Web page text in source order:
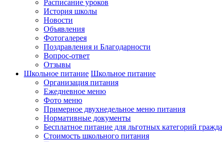
Расписание уроков
История школы
Новости
Объявления
Фотогалерея
Поздравления и Благодарности
Вопрос-ответ
Отзывы
Школьное питание Школьное питание
Организация питания
Ежедневное меню
Фото меню
Примерное двухнедельное меню питания
Нормативные документы
Бесплатное питание для льготных категорий
Стоимость школьного питания